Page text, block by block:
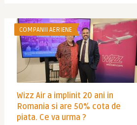
COMPANII AERIENE
Wizz Air a implinit 20 ani in
Romania si are 50% cota de
piata. Ce va urma ?